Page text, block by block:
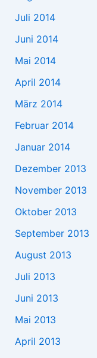
Juli 2014
Juni 2014
Mai 2014
April 2014
März 2014
Februar 2014
Januar 2014
Dezember 2013
November 2013
Oktober 2013
September 2013
August 2013
Juli 2013
Juni 2013
Mai 2013
April 2013